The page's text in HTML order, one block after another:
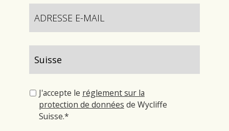
J'accepte le réglement sur la
protection de données de Wycliffe
Suisse.*